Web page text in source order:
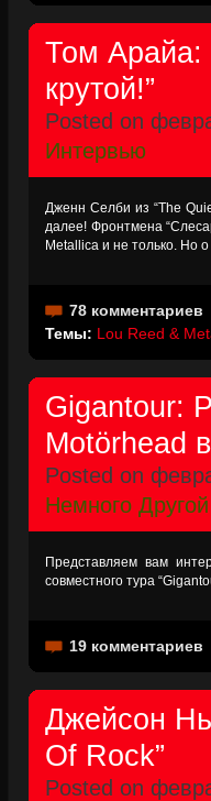
Том Арайа:
крутой!”
Posted on
Интервью
Дженн Селби из “The
далее! Фронтмена
Metallica и не только. Но
78 комментариев
Темы: Lou Reed &
Gigantour:
Motörhead
Posted on
Немного
Представляем вам
совместного тура
19 комментариев
Джейсон
Of Rock”
Posted on